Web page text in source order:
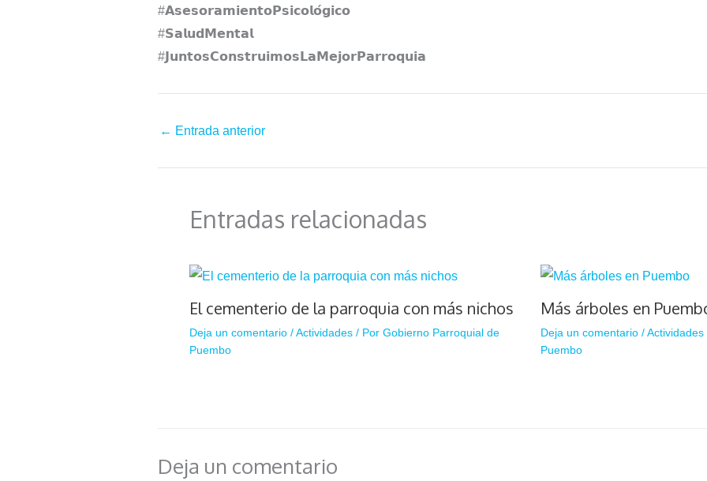
#𝗔𝘀𝗲𝘀𝗼𝗿𝗮𝗺𝗶𝗲𝗻𝘁𝗼𝗣𝘀𝗶𝗰𝗼𝗹𝗼́𝗴𝗶𝗰𝗼
#𝗦𝗮𝗹𝘂𝗱𝗠𝗲𝗻𝘁𝗮𝗹
#𝗝𝘂𝗻𝘁𝗼𝘀𝗖𝗼𝗻𝘀𝘁𝗿𝘂𝗶𝗺𝗼𝘀𝗟𝗮𝗠𝗲𝗷𝗼𝗿𝗣𝗮𝗿𝗿𝗼𝗾𝘂𝗶𝗮
← Entrada anterior
Entradas relacionadas
El cementerio de la parroquia con más nichos
Deja un comentario /Actividades / Por Gobierno Parroquial de
Puembo
Más árboles en
Deja un comentario /Actividades
Puembo
Deja un comentario